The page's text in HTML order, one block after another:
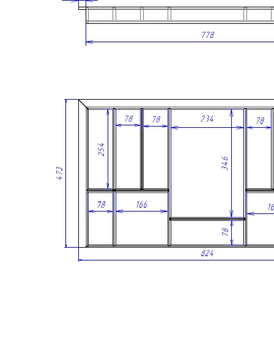
Изделие изготовлено вручную.
Деревянный лоток TETRIS из массива дуба в цвете
«Дуб рустик» — 1 шт.
Дополнительно можно приобрести:
Вставку А для хранения ножей;
Вставку А для размещения баночек со специями.
комплект поставки не входят и приобретаются отдельно.